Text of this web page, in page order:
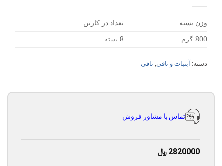
وزن بسته
تعداد در کارتن
800 گرم
8 بسته
دسته: آبنبات و تافی تافی
تماس با مشاور فروش
2820000 ﷼